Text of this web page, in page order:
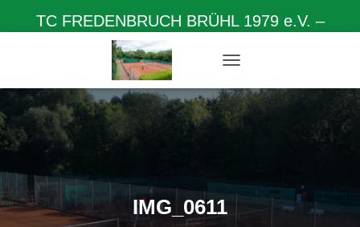
TC FREDENBRUCH BRÜHL 1979 e.V. –
Herzlich willkommen auf unserer Homepage
A
V
I
O
IMG_0611